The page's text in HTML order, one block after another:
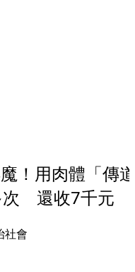
！用肉體「傳
次 還收7千元
社會